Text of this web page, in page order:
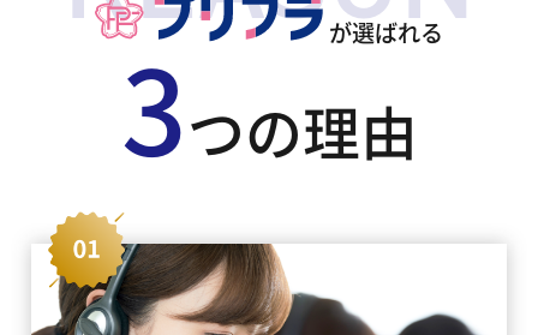
が選ばれる
3つの理由